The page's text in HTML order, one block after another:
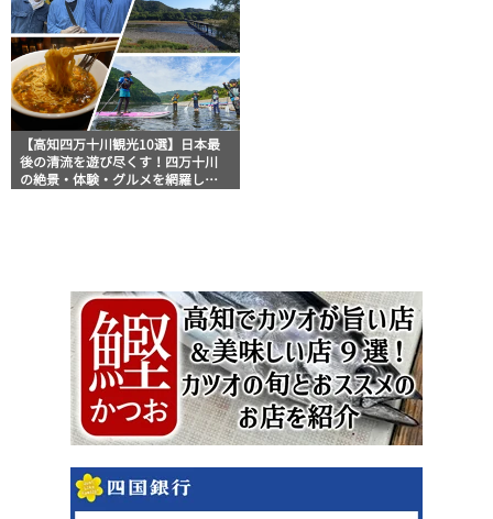
【高知四万十川観光10選】日本最
後の清流を遊び尽くす！四万十川
の絶景・体験・グルメを網羅した